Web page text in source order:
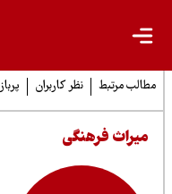
مرتبط نظر کاربران پربازدیدها
فرهنگی